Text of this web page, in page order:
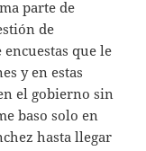
parte de
de
que le
y en estas
el gobierno sin
baso solo en
hasta llegar